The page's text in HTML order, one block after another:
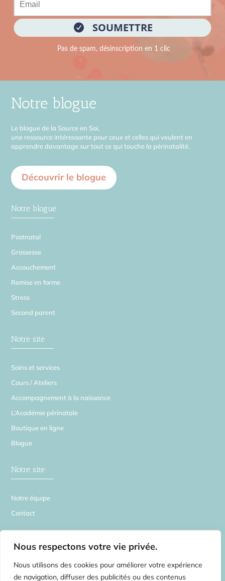
Nous respectons votre vie privée.
Nous utilisons des cookies pour améliorer votre expérience
de navigation, diffuser des publicités ou des contenus
Notre blogue
Le blogue de la Source en Soi,
une ressource intéressante pour ceux et celles qui veulent en
apprendre davantage sur tout ce qui touche la périnatalité.
Découvrir le blogue
Notre blogue
Postnatal
Grossesse
Accouchement
Remise en forme
Stress
Second parent
Notre site
Soins et services
Cours / Ateliers
Accompagnement à la naissance
L’Académie périnatale
Boutique en ligne
Blogue
Notre site
Notre équipe
Contact